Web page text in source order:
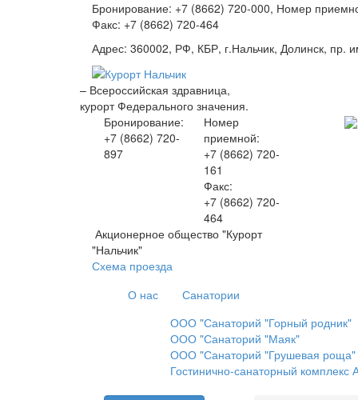
Бронирование: +7 (8662) 720-000, Номер
Факс: +7 (8662) 720-464
Адрес: 360002, РФ, КБР, г.Нальчик, Долинск, пр.
– Всероссийская здравница,
курорт Федерального значения.
Бронирование:
+7 (8662) 720-
897
Номер
приемной:
+7 (8662) 720-
161
Факс:
+7 (8662) 720-
464
Акционерное общество "Курорт
"Нальчик"
Схема проезда
О нас
Санатории
ООО "Санаторий "Горный родник"
ООО "Санаторий "Маяк"
ООО "Санаторий "Грушевая роща"
Гостинично-санаторный комплекс